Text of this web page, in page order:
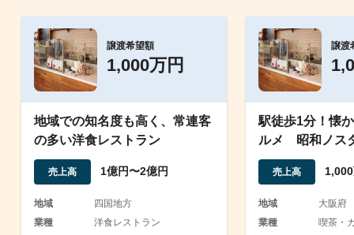
譲渡希望額
1,000万円
地域での知名度も高く、常連客
の多い洋食レストラン
売上高 1億円〜2億円
地域
四国地方
業種
洋食レストラン
譲渡
駅徒歩1分！懐
ルメ 昭和ノス
イムスリップ
売上高
地域
大阪府
業種
喫茶・